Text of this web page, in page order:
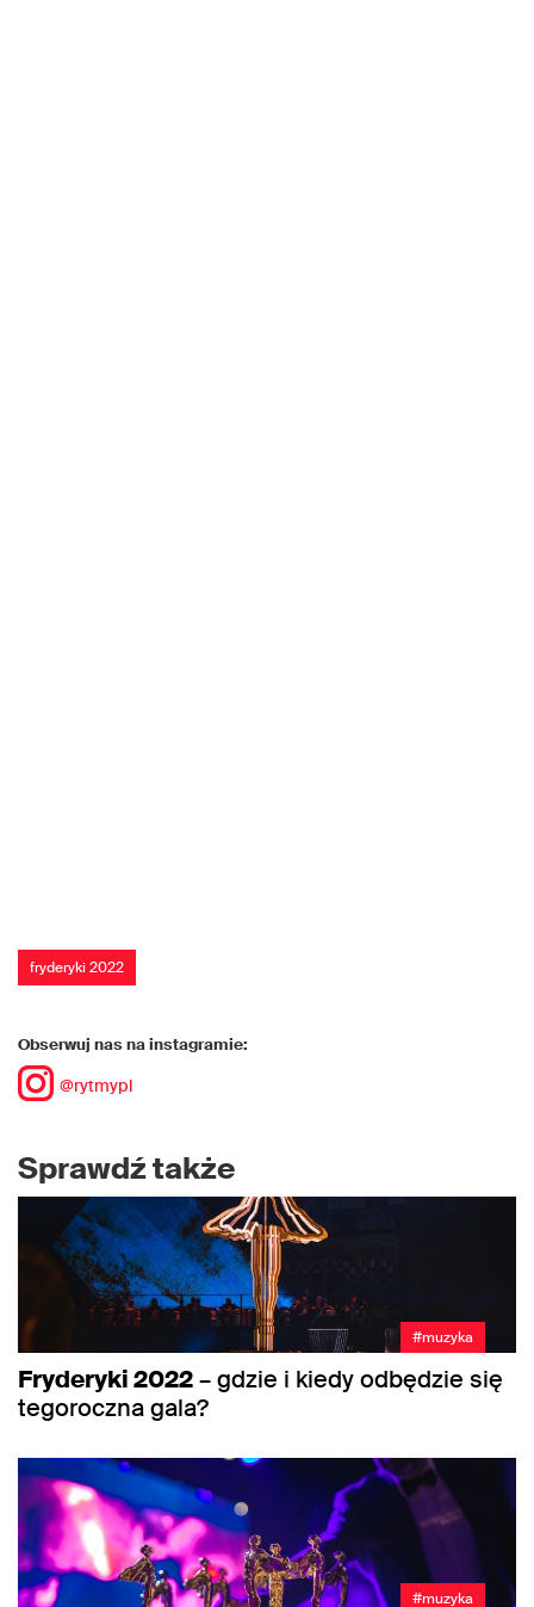
fryderyki 2022
Obserwuj nas na instagramie:
@rytmypl
Sprawdź także
#muzyka
Fryderyki 2022– gdzie i kiedy odbędzie się
tegoroczna gala?
#muzyka